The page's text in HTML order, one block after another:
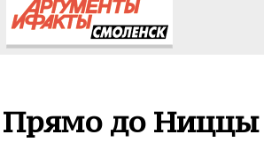
Прямо до Ниццы